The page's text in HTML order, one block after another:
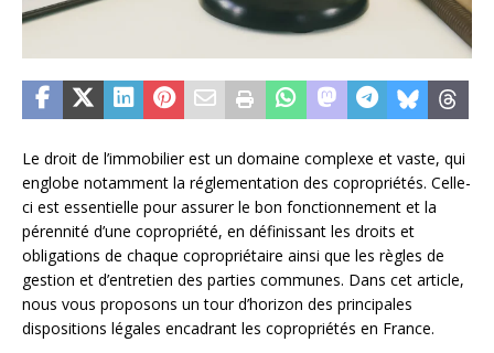
Le droit de l’immobilier est un domaine complexe et vaste, qui
englobe notamment la réglementation des copropriétés. Celle-
ci est essentielle pour assurer le bon fonctionnement et la
pérennité d’une copropriété, en définissant les droits et
obligations de chaque copropriétaire ainsi que les règles de
gestion et d’entretien des parties communes. Dans cet article,
nous vous proposons un tour d’horizon des principales
dispositions légales encadrant les copropriétés en France.